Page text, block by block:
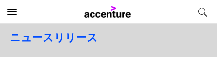
ニュースリリース